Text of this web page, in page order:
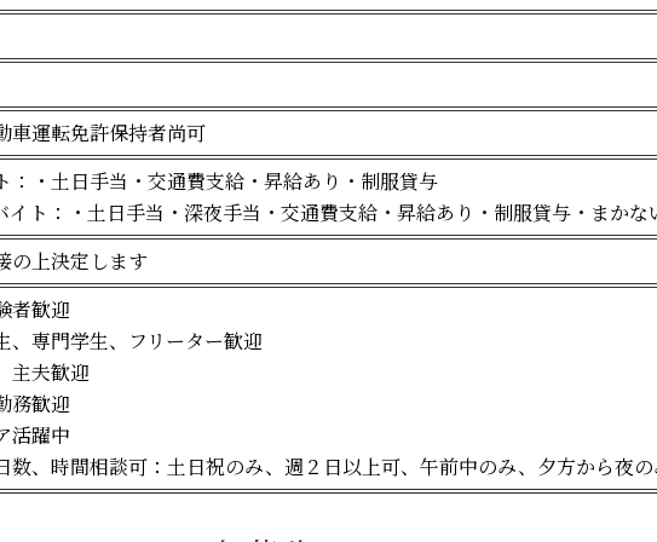
車運転免許保持者尚可
：・土日手当・交通費支給・昇給あり・制服貸与
イト：・土日手当・深夜手当・交通費支給・昇給あり・制服貸与・まかな
の上決定します
者歓迎
、専門学生、フリーター歓迎
主夫歓迎
務歓迎
活躍中
数、時間相談可：土日祝のみ、週２日以上可、午前中のみ、夕方から夜